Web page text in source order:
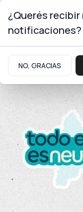
Economía
Cadena de Valor
¿Querés
notificaciones?
NO, GRACIAS